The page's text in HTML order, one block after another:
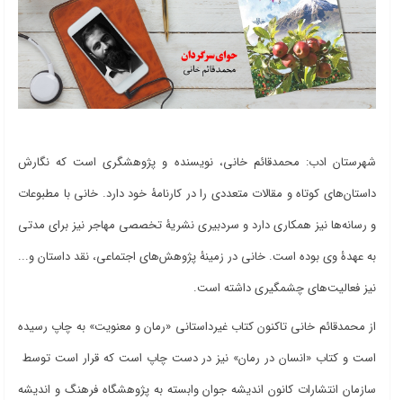
شهرستان ادب:‌ محمدقائم خانی، نویسنده و پژوهشگری است که نگارش
داستان‌های کوتاه و مقالات متعددی را در کارنامۀ خود دارد. خانی با مطبوعات
و رسانه‌ها نیز همکاری دارد و سردبیری نشریۀ تخصصی مهاجر نیز برای مدتی
به عهدۀ وی بوده است. خانی در زمینۀ پژوهش‌های اجتماعی، نقد داستان و...
نیز فعالیت‌های چشمگیری داشته است.
از محمدقائم خانی تاکنون کتاب‌ غیرداستانی «رمان و معنویت» به چاپ رسیده
است و کتاب «انسان در رمان» نیز در دست چاپ است که قرار است توسط
سازمان انتشارات کانون اندیشه جوان وابسته به پژوهشگاه فرهنگ و اندیشه